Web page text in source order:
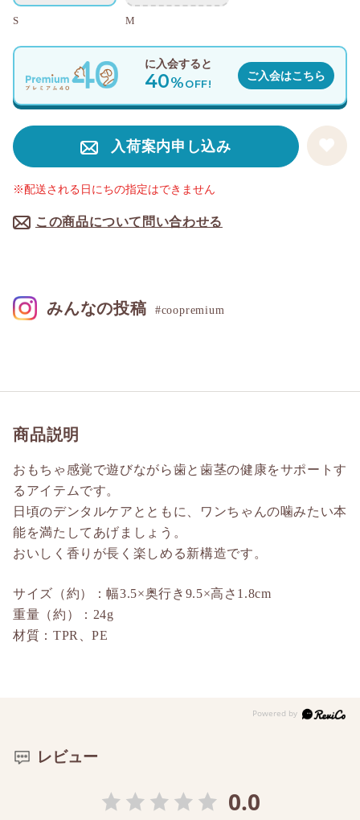
S M
入荷案内申し込み
この商品について問い合わせる
※配送される日にちの指定はできません
に入会すると
40%OFF!
ご入会はこちら
商品説明
おもちゃ感覚で遊びながら歯と歯茎の健康をサポートす
るアイテムです。
日頃のデンタルケアとともに、ワンちゃんの噛みたい本
能を満たしてあげましょう。
おいしく香りが長く楽しめる新構造です。
サイズ（約）：幅3.5×奥行き9.5×高さ1.8cm
重量（約）：24g
材質：TPR、PE
みんなの投稿 #coopremium
レビュー
0.0